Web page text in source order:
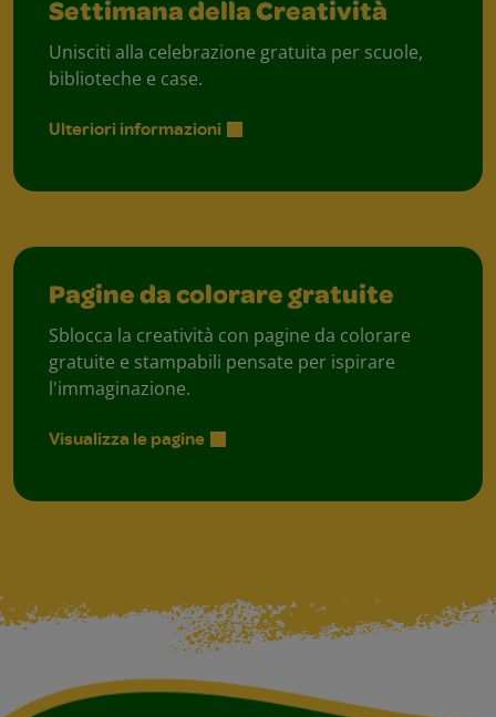
Settimana della Creatività
Unisciti alla celebrazione gratuita per scuole,
biblioteche e case.
Ulteriori informazioni
Pagine da colorare gratuite
Sblocca la creatività con pagine da colorare
gratuite e stampabili pensate per ispirare
l'immaginazione.
Visualizza le pagine